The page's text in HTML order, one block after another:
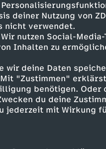
deiner Nutzung von
nicht verwendet.
nutzen Social-
Inhalten zu
wir deine Daten
"Zustimmen"
benötigen. Oder
du deine
jederzeit mit Wirkung
BERND DAS BROT